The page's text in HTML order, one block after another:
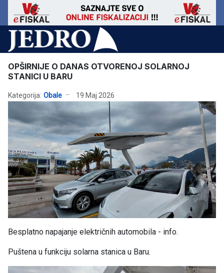
OPŠIRNIJE O DANAS OTVORENOJ SOLARNOJ
STANICI U BARU
Kategorija: Obale 19 Maj 2026
Besplatno napajanje električnih automobila - info.
Puštena u funkciju solarna stanica u Baru.